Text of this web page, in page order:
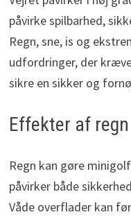
påvirke spilbarhed,
Regn, sne, is og
udfordringer, der
sikre en sikker og
Effekter af
Regn kan gøre
påvirker både
Våde overflader kan